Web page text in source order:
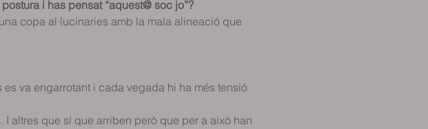
i has pensat “aquest@ soc jo”?
copa al·lucinaries amb la mala alineació que
va engarrotant i cada vegada hi ha més tensió
altres que sí que arriben però que per a això han